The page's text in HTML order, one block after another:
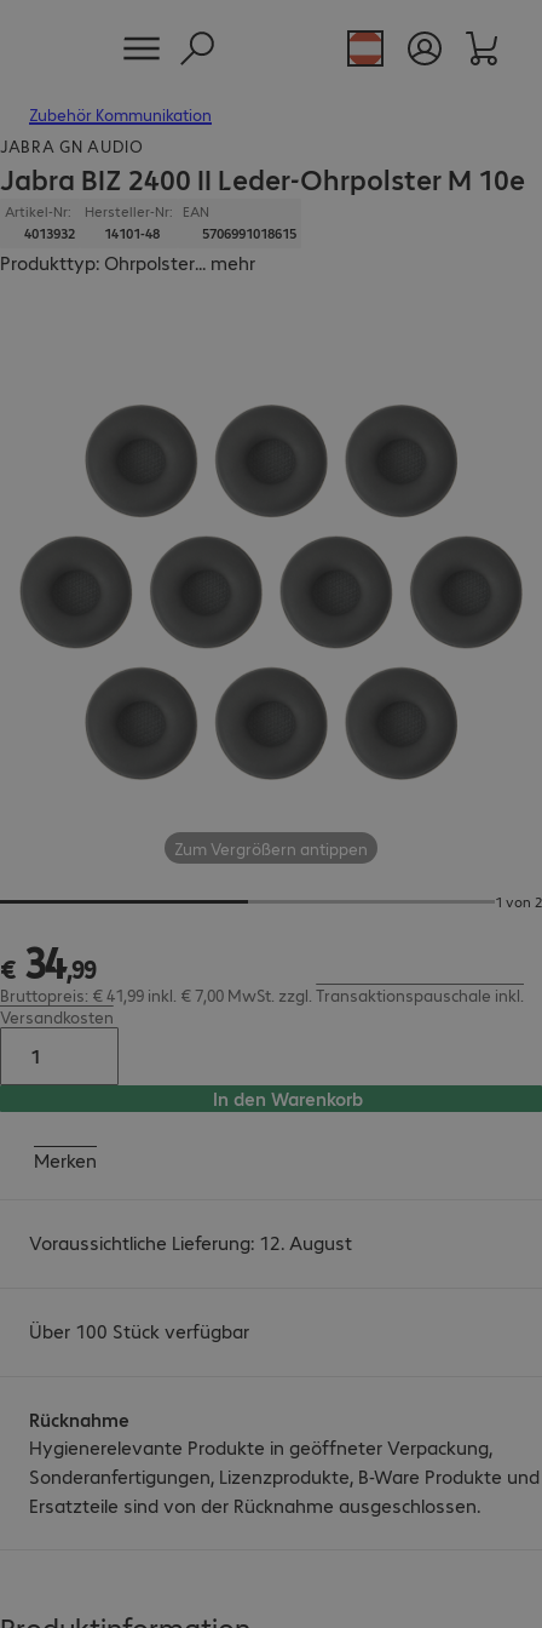
Zubehör Kommunikation
Zum Vergrößern antippen
1 von 2
JABRA GN AUDIO
Jabra BIZ 2400 II Leder-Ohrpolster M 10e
Artikel-Nr:
4013932
Hersteller-Nr:
14101-48
EAN
5706991018615
Produkttyp: Ohrpolster... mehr
€ 34,99
€ 34,99
Bruttopreis: € 41,99 inkl. € 7,00 MwSt. zzgl. Transaktionspauschale inkl.
Versandkosten
In den Warenkorb
Merken
Voraussichtliche Lieferung: 12. August
Über 100 Stück verfügbar
Rücknahme
Hygienerelevante Produkte in geöffneter Verpackung,
Sonderanfertigungen, Lizenzprodukte, B-Ware Produkte und
Ersatzteile sind von der Rücknahme ausgeschlossen.